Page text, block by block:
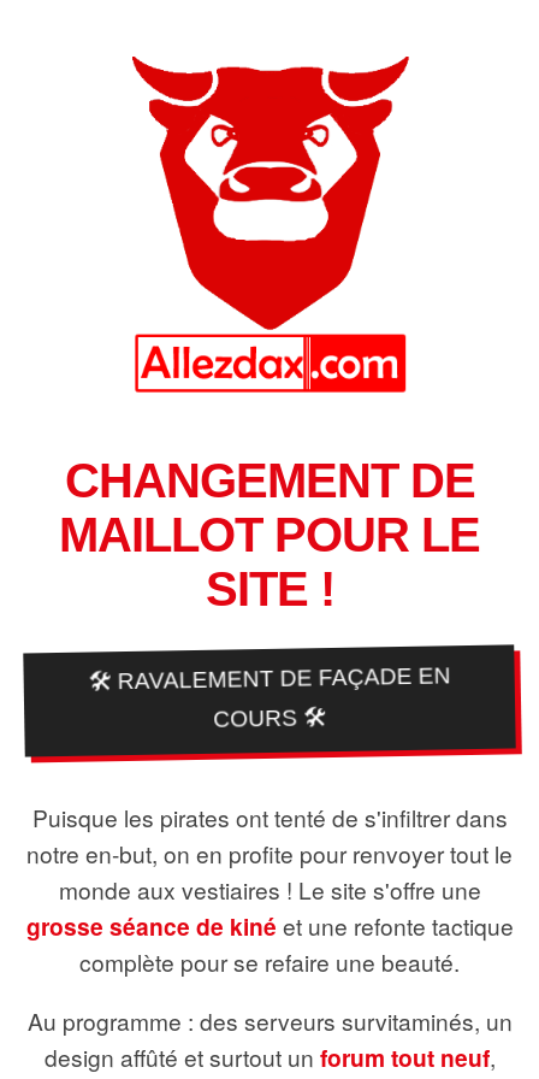
CHANGEMENT DE
MAILLOT POUR LE
SITE !
🛠️ RAVALEMENT DE FAÇADE EN
COURS 🛠️
Puisque les pirates ont tenté de s'infiltrer dans
notre en-but, on en profite pour renvoyer tout le
monde aux vestiaires ! Le site s'offre une
grosse séance de kiné et une refonte tactique
complète pour se refaire une beauté.
Au programme : des serveurs survitaminés, un
design affûté et surtout un forum tout neuf,